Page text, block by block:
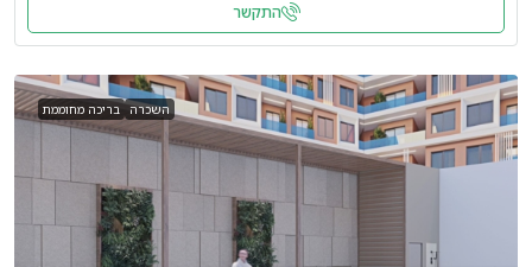
התקשר
השכרה בריכה מחוממת